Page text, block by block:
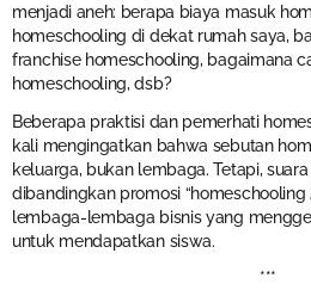
menjadi aneh: berapa biaya masuk
homeschooling di dekat rumah saya,
franchise homeschooling, bagaimana
homeschooling, dsb?
Beberapa praktisi dan pemerhati
kali mengingatkan bahwa sebutan
keluarga, bukan lembaga. Tetapi,
dibandingkan promosi “homeschooling
lembaga-lembaga bisnis yang
untuk mendapatkan siswa.
***